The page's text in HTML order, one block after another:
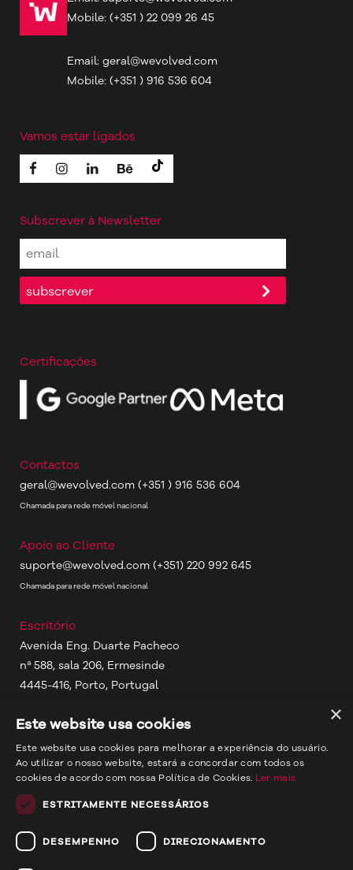
© wevolved 2024 - direitos reservados
Contactos
geral@wevolved.com (+351 ) 916 536 604
Chamada para rede móvel nacional
Apoio ao Cliente
suporte@wevolved.com (+351) 220 992 645
Chamada para rede móvel nacional
Escritório
Avenida Eng. Duarte Pacheco
nª 588, sala 206, Ermesinde
4445-416, Porto, Portugal
Onde estamos
Porto, Portugal
Portimão, Portugal
Maputo, Moçambique
Mobile: (+351 ) 22 099 26 45
Email: geral@wevolved.com
Mobile: (+351 ) 916 536 604
Vamos estar ligados
Subscrever à Newsletter
Certificações
×
Este website usa cookies
Este website usa cookies para melhorar a experiência do usuário.
Ao utilizar o nosso website, estará a concordar com todos os
cookies de acordo com nossa Política de Cookies. Ler mais
ESTRITAMENTE NECESSÁRIOS
DESEMPENHO DIRECIONAMENTO